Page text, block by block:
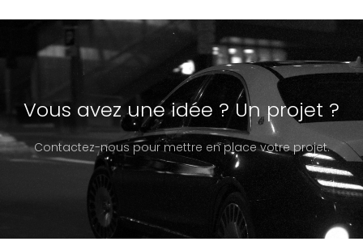
Vous avez une idée ? Un projet ?
Contactez-nous pour mettre en place votre projet.